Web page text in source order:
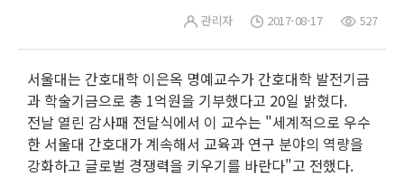
관리자 2017-08-17 527
서울대는 간호대학 이은옥 명예교수가 간호대학 발전기금
과 학술기금으로 총 1억원을 기부했다고 20일 밝혔다.
전날 열린 감사패 전달식에서 이 교수는 "세계적으로 우수
한 서울대 간호대가 계속해서 교육과 연구 분야의 역량을
강화하고 글로벌 경쟁력을 키우기를 바란다"고 전했다.